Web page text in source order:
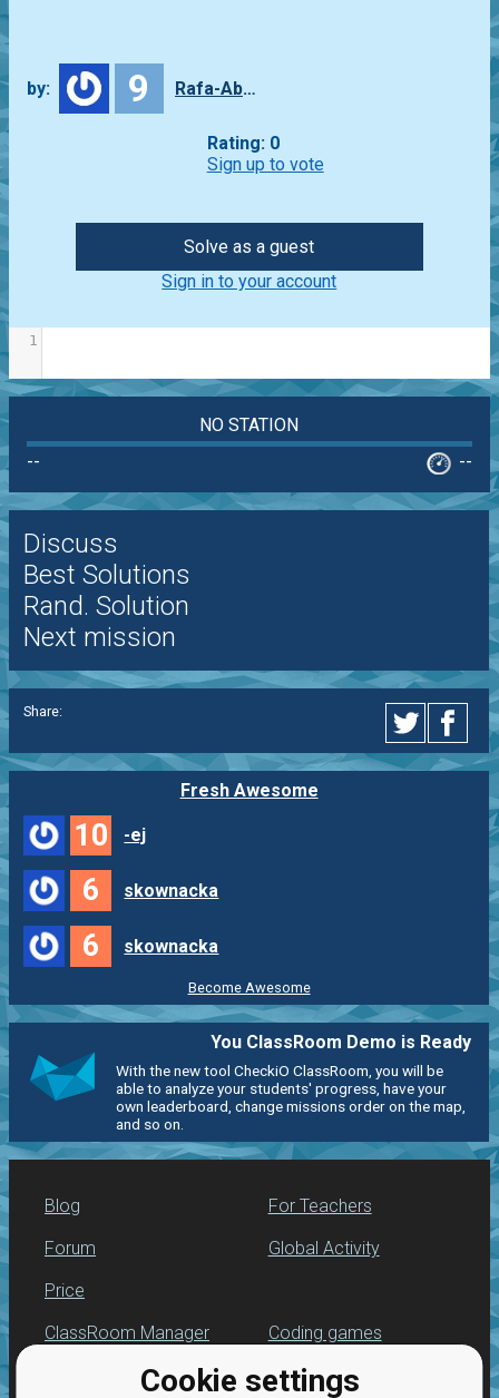
Cookie settings
by: 9 Rafa-Abbade
Rating: 0
Sign up to vote
Solve as a guest
Sign in to your account
1
NO STATION
--
--
Discuss
Best Solutions
Rand. Solution
Next mission
Share:
Fresh Awesome
10 -ej
6 skownacka
6 skownacka
Become Awesome
You ClassRoom Demo is Ready
With the new tool CheckiO ClassRoom, you will be
able to analyze your students' progress, have your
own leaderboard, change missions order on the map,
and so on.
Blog
Forum
Price
For Teachers
Global Activity
ClassRoom Manager
Leaderboard
Coding games
Python programming